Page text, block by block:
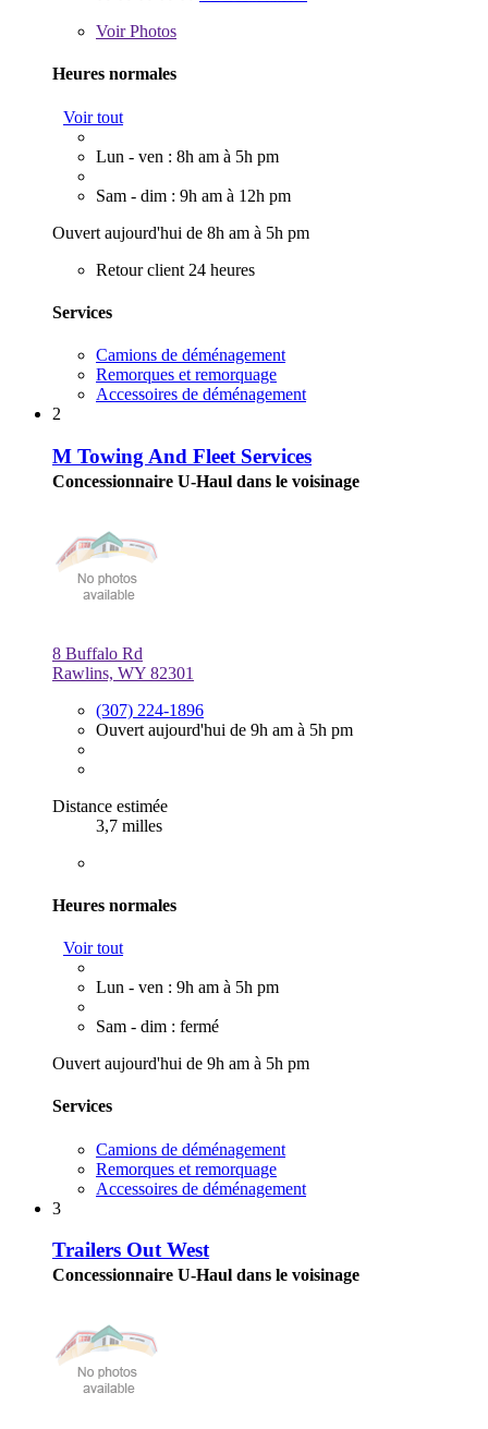
VoirPhotos
Heures normales
Voir tout
Lun - ven : 8h am à 5h pm
Sam - dim : 9h am à 12h pm
Ouvert aujourd'hui de 8h am à 5h pm
Retour client 24 heures
Services
Camions de déménagement
Remorques et remorquage
Accessoires de déménagement
2
M Towing And Fleet Services
Concessionnaire U-Haul dans le voisinage
8 Buffalo Rd
Rawlins, WY 82301
(307) 224-1896
Ouvert aujourd'hui de 9h am à 5h pm
Distance estimée
3,7 milles
Heures normales
Voir tout
Lun - ven : 9h am à 5h pm
Sam - dim : fermé
Ouvert aujourd'hui de 9h am à 5h pm
Services
Camions de déménagement
Remorques et remorquage
Accessoires de déménagement
3
Trailers Out West
Concessionnaire U-Haul dans le voisinage